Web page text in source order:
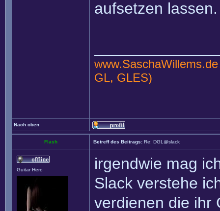
aufsetzen lassen.
www.SaschaWillems.de
GL, GLES)
Nach oben
Flash Betreff des Beitrags: Re: DGL@slack
Guitar Hero
irgendwie mag
Slack verstehe
verdienen die ihr